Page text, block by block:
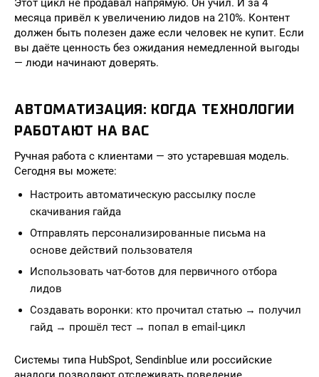
Этот цикл не продавал напрямую. Он учил. И за 4
месяца привёл к увеличению лидов на 210%. Контент
должен быть полезен даже если человек не купит. Если
вы даёте ценность без ожидания немедленной выгоды
— люди начинают доверять.
АВТОМАТИЗАЦИЯ: КОГДА ТЕХНОЛОГИИ
РАБОТАЮТ НА ВАС
Ручная работа с клиентами — это устаревшая модель.
Сегодня вы можете:
Настроить автоматическую рассылку после
скачивания гайда
Отправлять персонализированные письма на
основе действий пользователя
Использовать чат-ботов для первичного отбора
лидов
Создавать воронки: кто прочитал статью → получил
гайд → прошёл тест → попал в email-цикл
Системы типа HubSpot, Sendinblue или российские